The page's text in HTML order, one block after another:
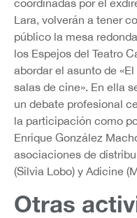
coordinadas por el
Lara, volverán a tener
público la mesa
los Espejos del Teatro
abordar el asunto de
salas de cine». En ella
un debate profesional
la participación como
Enrique González
asociaciones de
(Silvia Lobo) y Adicine
Otras